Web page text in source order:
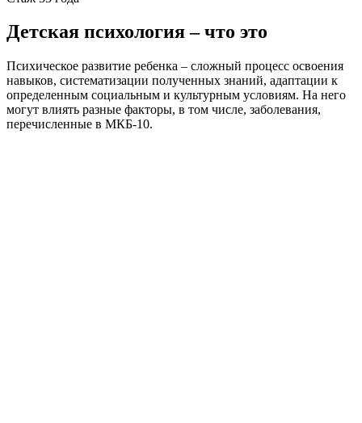
Детская психология – что это
Психическое развитие ребенка – сложный процесс освоения
навыков, систематизации полученных знаний, адаптации к
определенным социальным и культурным условиям. На него
могут влиять разные факторы, в том числе, заболевания,
перечисленные в МКБ-10.